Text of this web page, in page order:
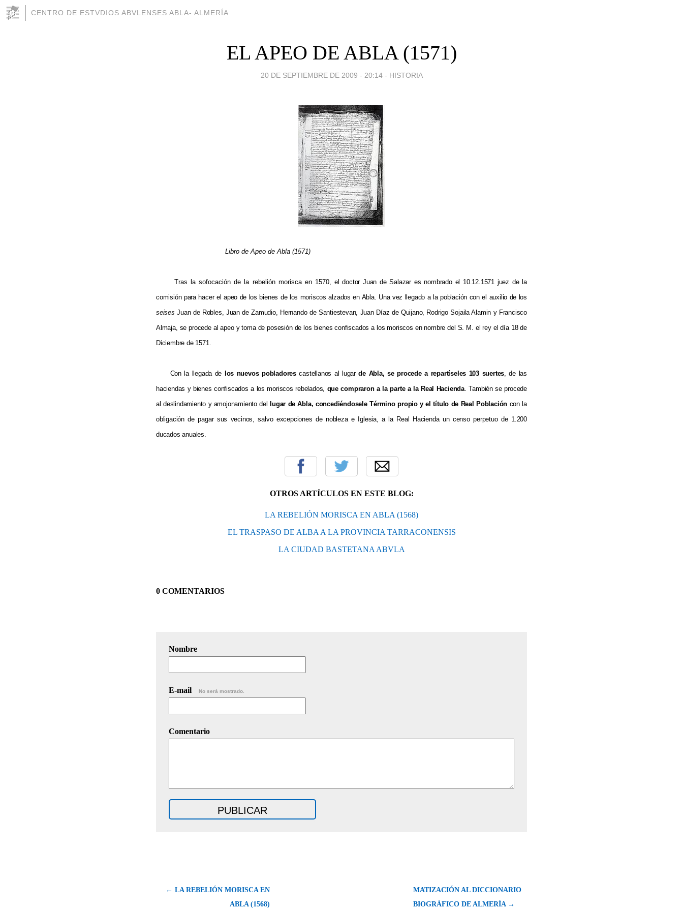
CENTRO DE ESTVDIOS ABVLENSES ABLA- ALMERÍA
EL APEO DE ABLA (1571)
20 DE SEPTIEMBRE DE 2009 - 20:14 - HISTORIA
Libro de Apeo de Abla (1571)
Tras la sofocación de la rebelión morisca en 1570, el doctor Juan de Salazar es nombrado el 10.12.1571 juez de la
comisión para hacer el apeo de los bienes de los moriscos alzados en Abla. Una vez llegado a la población con el auxilio de los
seises Juan de Robles, Juan de Zamudio, Hernando de Santiestevan, Juan Díaz de Quijano, Rodrigo Sojaila Alamin y Francisco
Almaja, se procede al apeo y toma de posesión de los bienes confiscados a los moriscos en nombre del S. M. el rey el día 18 de
Diciembre de 1571.
Con la llegada de los nuevos pobladorescastellanos al lugarde Abla, se procede a repartíseles 103 suertes , de las
haciendas y bienes confiscados a los moriscos rebelados, que compraron a la parte a la Real Hacienda . También se procede
al deslindamiento y amojonamiento del
lugar de Abla, concediéndosele Término propio y el título de Real Población con la
obligación de pagar sus vecinos, salvo excepciones de nobleza e Iglesia, a la Real Hacienda un censo perpetuo de 1.200
ducados anuales.
OTROS ARTÍCULOS EN ESTE BLOG:
LA REBELIÓN MORISCA EN ABLA (1568)
EL TRASPASO DE ALBA A LA PROVINCIA TARRACONENSIS
LA CIUDAD BASTETANA ABVLA
0 COMENTARIOS
Nombre
E-mail No será mostrado.
Comentario
← LA REBELIÓN MORISCA EN
ABLA (1568)
MATIZACIÓN AL DICCIONARIO
BIOGRÁFICO DE ALMERÍA →